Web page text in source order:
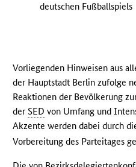
deutschen Fußballspiels
Vorliegenden Hinweisen aus
der Hauptstadt Berlin zufolge
Reaktionen der Bevölkerung
derSED von Umfang und
Akzente werden dabei durch
Vorbereitung des Parteitages